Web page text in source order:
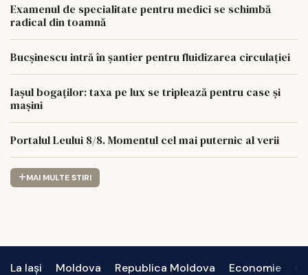
Examenul de specialitate pentru medici se schimbă
radical din toamnă
Bucșinescu intră în șantier pentru fluidizarea circulației
Iașul bogaților: taxa pe lux se triplează pentru case și
mașini
Portalul Leului 8/8. Momentul cel mai puternic al verii
MAI MULTE STIRI
La Iași Moldova Republica Moldova Economie